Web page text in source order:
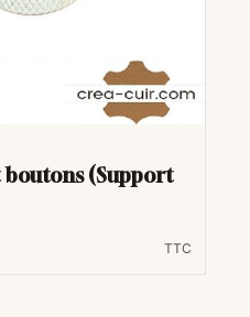
boutons (Support
TTC